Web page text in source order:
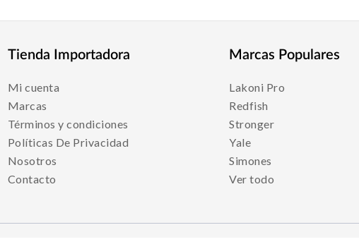
Tienda Importadora
Mi cuenta
Marcas
Términos y condiciones
Políticas De Privacidad
Nosotros
Contacto
Marcas Populares
Lakoni Pro
Redfish
Stronger
Yale
Simones
Ver todo